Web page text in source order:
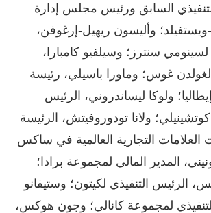
السابق ورئيس مجلس إدارة
ويستفيلد؛ وأليسون ريهيل-إرغوفن،
لسينومي سنترز؛ وسيلفيو كامبارا،
لغولدن غوس؛ وماورا باسيلي، رئيسة
ولوكا ليساندروني، الرئيس
كوتشينيلي؛ ولانا تودوروفيتش، الرئيسة
العلامات التجارية العالمية في ساكس
المدير المالي لمجموعة برادا؛
الرئيس التنفيذي لكيتون؛ وستيفانو
لمجموعة كانالي؛ وجون هوكس،